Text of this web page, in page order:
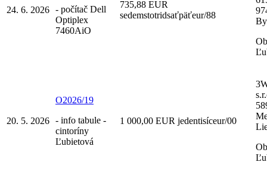
24. 6. 2026 - počítač Dell
Optiplex
7460AiO
735,88 EUR
sedemstotridsaťpäťeur/88
20. 5. 2026
O2026/19
- info tabule -
cintoríny
Ľubietová
1 000,00 EUR jedentisíceur/00